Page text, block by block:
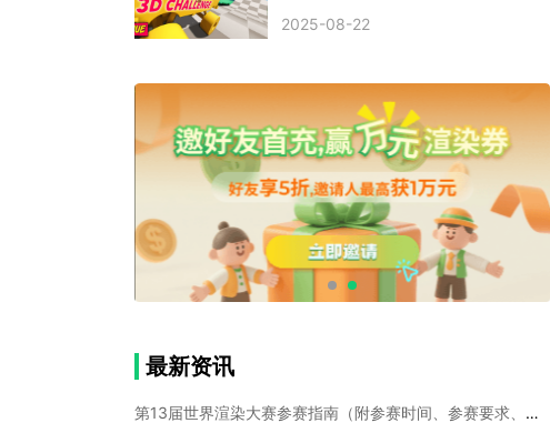
渲染卡顿
云渲染怎么收费
纹理渲染
全局光引擎
渲染溢色
EEVEE渲染器
C4D教程
Corona降噪器
奥斯卡 电影
建模渲染
人物建模渲染
在线建模渲染
北京渲染农场
成都动画渲染
免费渲染农场
网络渲染农场
个人渲染农场
小型渲染农场
自建渲染农场
视频渲染农场
渲染农场软件
cpu渲染农场
渲染农场费用
渲染农场下载
模型软件
建模渲染软件
三维建模渲染
3d建模渲染
云渲染农场
C4D渲染农场
渲染农场收费
云渲染农场价格
瑞云渲染农场价格
2025-08-22
最新资讯
第13届世界渲染大赛参赛指南（附参赛时间、参赛要求、赛事奖励等）